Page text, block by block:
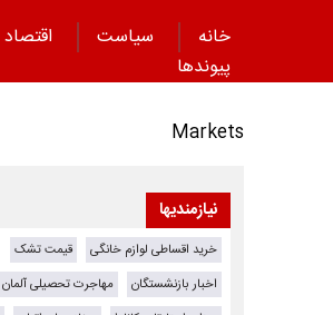
خانه سیاست اقتصاد
پیوند‌ها
Markets
نیازمندیها
خرید اقساطی لوازم خانگی
قیمت تشک
اخبار بازنشستگان
مهاجرت تحصیلی آلمان